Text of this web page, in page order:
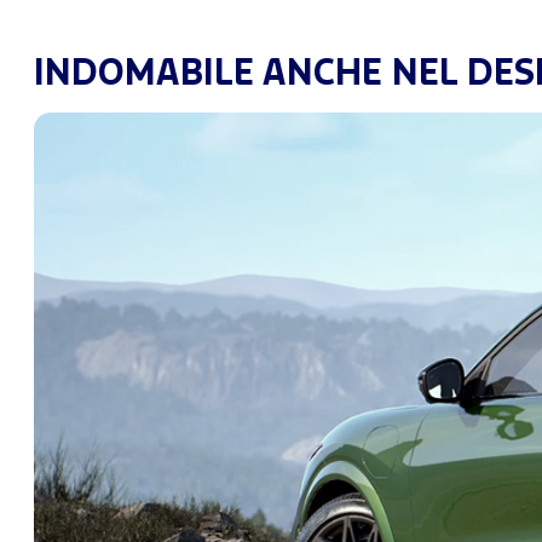
INDOMABILE ANCHE NEL